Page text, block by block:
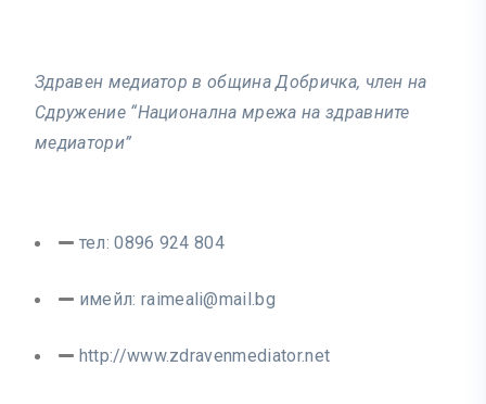
Здравен медиатор в община Добричка, член на
Сдружение “Национална мрежа на здравните
медиатори”
тел: 0896 924 804
имейл: raimeali@mail.bg
http://www.zdravenmediator.net